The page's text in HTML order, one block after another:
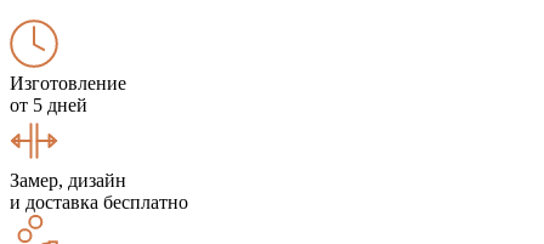
Изготовление
от 5 дней
Замер, дизайн
и доставка бесплатно